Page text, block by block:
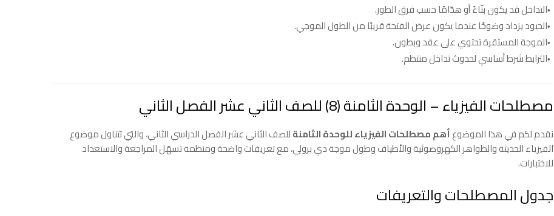
التداخل قد يكون بنّاءً أو هدّامًا حسب فرق الطور.
الحيود يزداد وضوحًا عندما يكون عرض الفتحة قريبًا من الطول الموجي.
الموجة المستقرة تحتوي على عقد وبطون.
الترابط شرط أساسي لحدوث تداخل منتظم.
مصطلحات الفيزياء – الوحدة الثامنة (8) للصف الثاني عشر الفصل الثاني
نقدم لكم في هذا الموضوعأهم مصطلحات الفيزياء للوحدة الثامنةللصف الثاني عشر الفصل الدراسي الثاني، والتي تتناول موضوع
الفيزياء الحديثة والظواهر الكهروضوئية والأطياف وطول موجة دي برولي، مع تعريفات واضحة ومنظمة تسهّل المراجعة والاستعداد
للاختبارات.
جدول المصطلحات والتعريفات